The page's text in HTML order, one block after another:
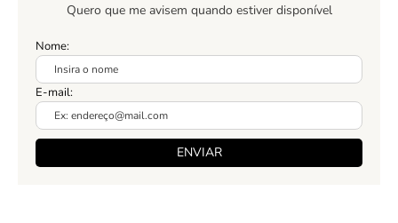
Quero que me avisem quando estiver disponível
Nome:
E-mail:
ENVIAR